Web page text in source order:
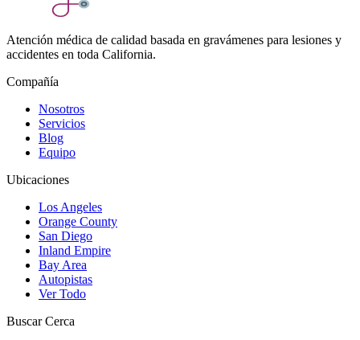
Atención médica de calidad basada en gravámenes para lesiones y
accidentes en toda California.
Compañía
Nosotros
Servicios
Blog
Equipo
Ubicaciones
Los Angeles
Orange County
San Diego
Inland Empire
Bay Area
Autopistas
Ver Todo
Buscar Cerca